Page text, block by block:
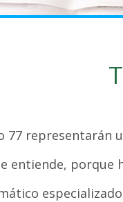
77
entiende, porque